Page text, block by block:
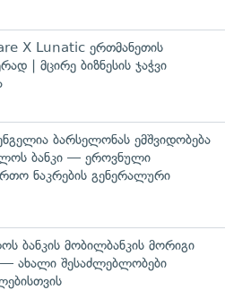
X Lunatic ერთმანეთის
| მცირე ბიზნესის ჯაჭვი
ბარსელონას ემშვიდობება
ბანკი — ეროვნული
ნაკრების გენერალური
ბანკის მობილბანკის მორიგი
— ახალი შესაძლებლობები